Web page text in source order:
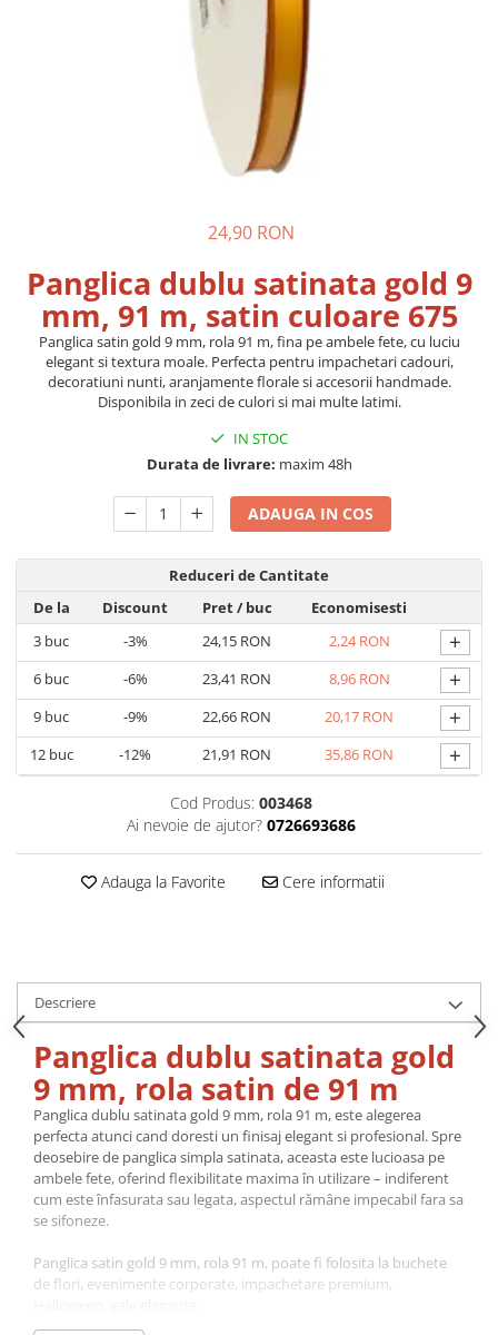
Pungi si sacose hartie kraft
Pungi fereastra transparenta
Cutii 35x25x7 cm
Cutii 33x23x8 cm
Cutii 30x21x9 cm
Cutii 38x30x10 cm
Cutii curierat
Carti pentru copii - Colectia
Povestiri de colorat
Arhivare&Depozitare
Hartie de matase
Hartie impachetat cadouri
Panglica dublu satinata 6 mm
Panglica dublu satinata 9 mm
Panglica dublu satinata 16 mm
24,90 RON
Panglica dublu satinata gold 9
mm, 91 m, satin culoare 675
Panglica satin gold 9 mm, rola 91 m, fina pe ambele fete, cu luciu
elegant si textura moale. Perfecta pentru impachetari cadouri,
decoratiuni nunti, aranjamente florale si accesorii handmade.
Disponibila in zeci de culori si mai multe latimi.
IN STOC
Durata de livrare: maxim 48h
ADAUGA IN COS
Reduceri de Cantitate
De la
Discount Pret/ buc
Economisesti
3 buc -3% 24,15 RON 2,24 RON +
6 buc -6% 23,41 RON 8,96 RON +
9 buc -9% 22,66 RON 20,17 RON +
12buc -12% 21,91 RON 35,86 RON +
Cod Produs: 003468
Ai nevoie de ajutor? 0726693686
Adauga la Favorite Cere informatii
Descriere
Panglica dublu satinata gold
9 mm, rola satin de 91 m
Panglica dublu satinata gold 9 mm, rola 91 m, este alegerea
perfecta atunci cand doresti un finisaj elegant si profesional. Spre
deosebire de panglica simpla satinata, aceasta este lucioasa pe
ambele fete, oferind flexibilitate maxima în utilizare – indiferent
cum este înfasurata sau legata, aspectul rămâne impecabil fara sa
se sifoneze.
Panglica satin gold 9 mm, rola 91 m, poate fi folosita la buchete
de flori, evenimente corporate, impachetare premium,